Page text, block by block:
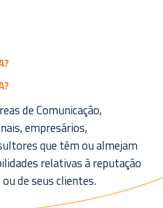
de Comunicação,
empresários,
que têm ou almejam
relativas à reputação
de seus clientes.